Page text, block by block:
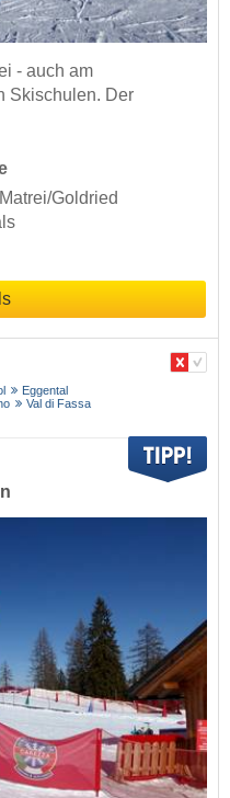
- auch am
Skischulen. Der
Goldried
Eggental
Val di Fassa